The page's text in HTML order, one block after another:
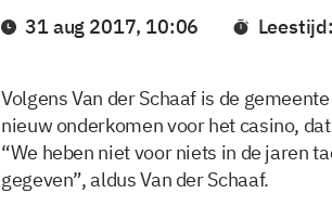
31 aug 2017, 10:06
Volgens Van der Schaaf is de
nieuw onderkomen voor het casino,
“We heben niet voor niets in de jaren
gegeven”, aldus Van der Schaaf.